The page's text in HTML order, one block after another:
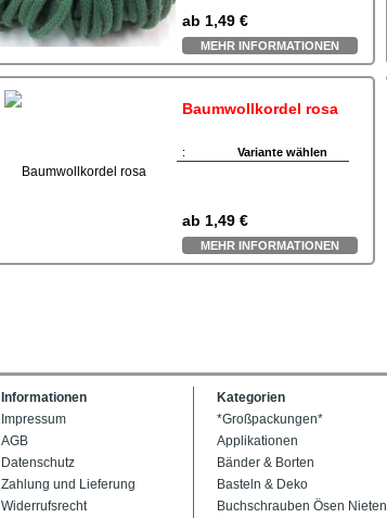
ab 1,49 €
MEHR INFORMATIONEN
Baumwollkordel rosa
: Variante wählen
ab 1,49 €
MEHR INFORMATIONEN
Informationen
Impressum
AGB
Datenschutz
Zahlung und Lieferung
Widerrufsrecht
Kategorien
*Großpackungen*
Applikationen
Bänder & Borten
Basteln & Deko
Buchschrauben Ösen Nieten